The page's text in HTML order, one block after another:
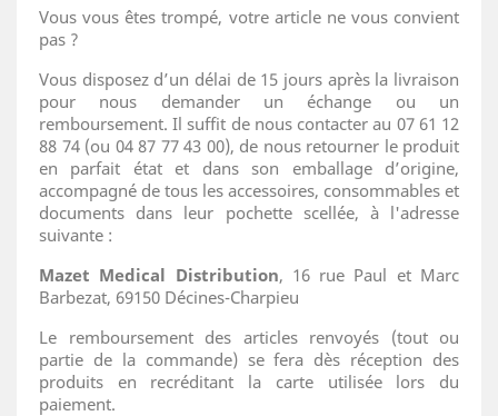
Vous vous êtes trompé, votre article ne vous convient
pas ?
Vous disposez d’un délai de 15 jours après la livraison
pour nous demander un échange ou un
remboursement. Il suffit de nous contacter au 07 61 12
88 74 (ou 04 87 77 43 00), de nous retourner le produit
en parfait état et dans son emballage d’origine,
accompagné de tous les accessoires, consommables et
documents dans leur pochette scellée, à l'adresse
suivante :
Mazet Medical Distribution, 16 rue Paul et Marc
Barbezat, 69150 Décines-Charpieu
Le remboursement des articles renvoyés (tout ou
partie de la commande) se fera dès réception des
produits en recréditant la carte utilisée lors du
paiement.